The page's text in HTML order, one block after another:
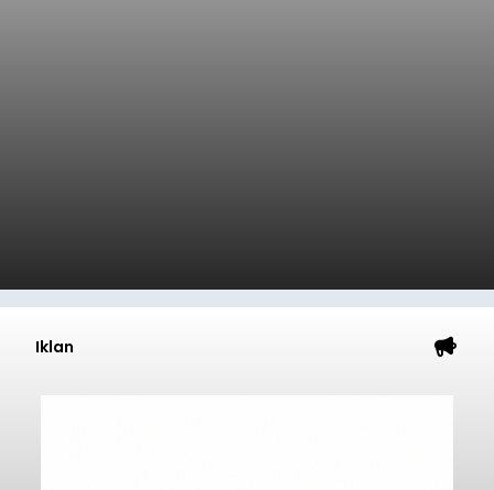
Iklan